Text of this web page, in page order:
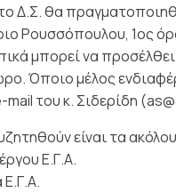
Δ.Σ. θα
Ρουσσόπουλου, 1ος
μπορεί να
Όποιο μέλος
του κ. Σιδερίδη
είναι τα
Ε.Γ.Α.
Ε.Γ.Α.